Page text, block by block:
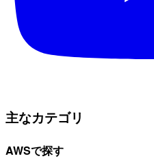
主なカテゴリ
AWSで探す